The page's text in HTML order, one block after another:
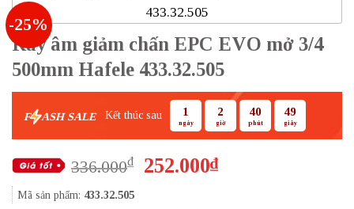
-25%
Ray âm giảm chấn EPC EVO mở 3/4
500mm Hafele 433.32.505
F ASH SALE Kết thúc sau 1
ngày
2
giờ
40
phút
48
giây
336.000₫
Giá
252.000₫Giá
Mã sản phẩm: 433.32.505